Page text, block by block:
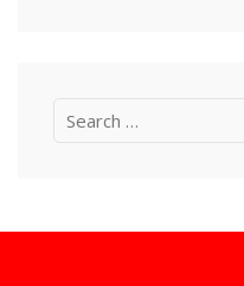
Search